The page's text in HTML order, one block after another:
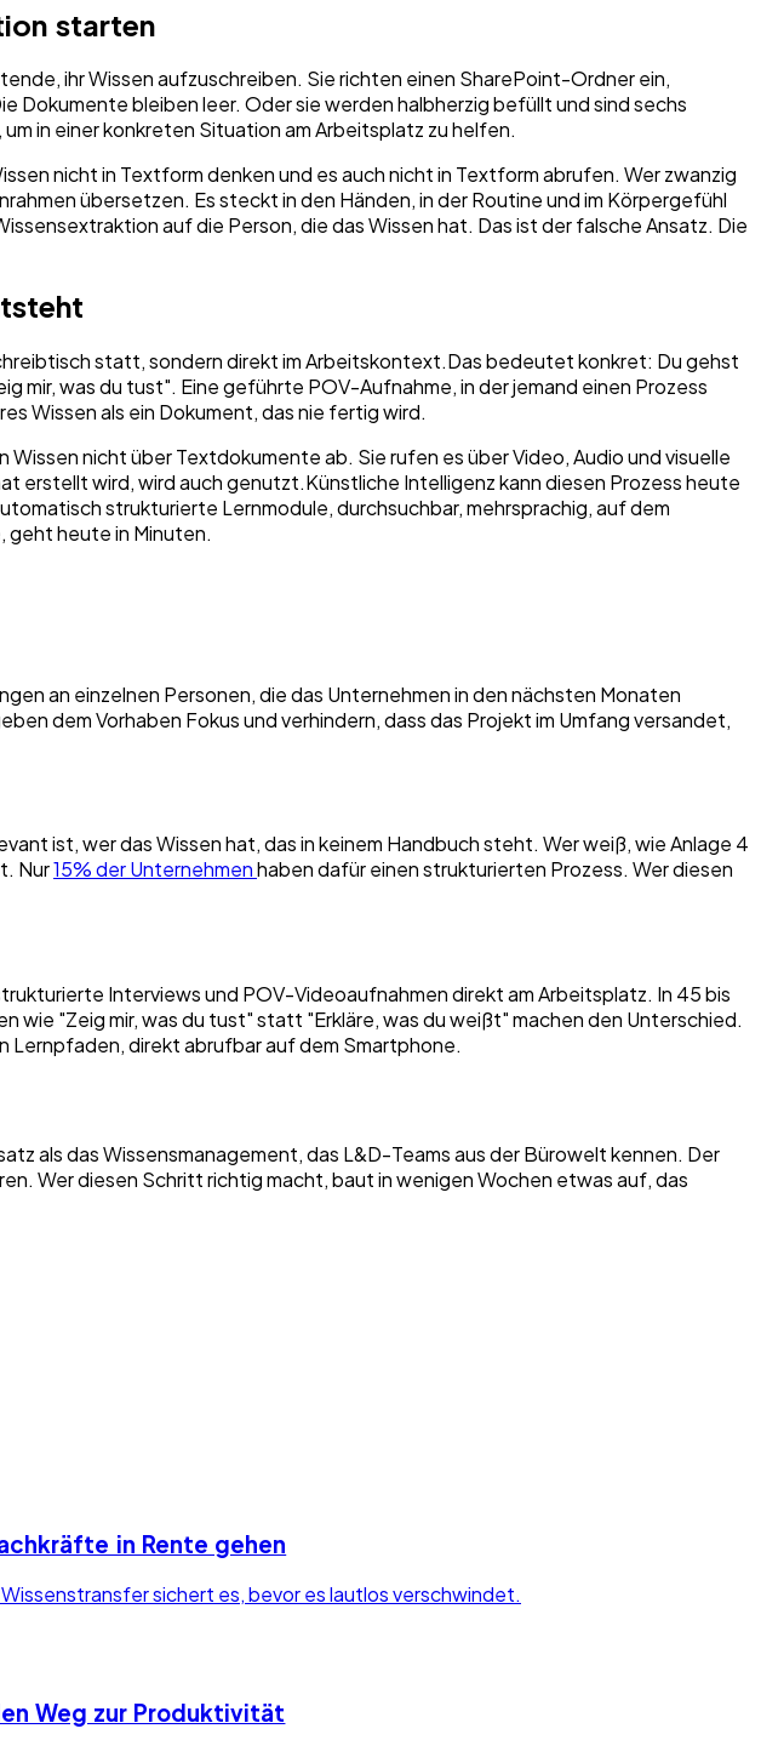
starten
ihr Wissen aufzuschreiben. Sie richten einen SharePoint-Ordner ein,
Dokumente bleiben leer. Oder sie werden halbherzig befüllt und sind sechs
in einer konkreten Situation am Arbeitsplatz zu helfen.
nicht in Textform denken und es auch nicht in Textform abrufen. Wer zwanzig
übersetzen. Es steckt in den Händen, in der Routine und im Körpergefühl
auf die Person, die das Wissen hat. Das ist der falsche Ansatz. Die
statt, sondern direkt im Arbeitskontext.Das bedeutet konkret: Du gehst
mir, was du tust". Eine geführte POV-Aufnahme, in der jemand einen Prozess
Wissen als ein Dokument, das nie fertig wird.
nicht über Textdokumente ab. Sie rufen es über Video, Audio und visuelle
erstellt wird, wird auch genutzt.Künstliche Intelligenz kann diesen Prozess heute
strukturierte Lernmodule, durchsuchbar, mehrsprachig, auf dem
geht heute in Minuten.
an einzelnen Personen, die das Unternehmen in den nächsten Monaten
dem Vorhaben Fokus und verhindern, dass das Projekt im Umfang versandet,
ist, wer das Wissen hat, das in keinem Handbuch steht. Wer weiß, wie Anlage 4
Nur15% der Unternehmenhaben dafür einen strukturierten Prozess. Wer diesen
Interviews und POV-Videoaufnahmen direkt am Arbeitsplatz. In 45 bis
"Zeig mir, was du tust" statt "Erkläre, was du weißt" machen den Unterschied.
Lernpfaden, direkt abrufbar auf dem Smartphone.
als das Wissensmanagement, das L&D-Teams aus der Bürowelt kennen. Der
Wer diesen Schritt richtig macht, baut in wenigen Wochen etwas auf, das
in Rente gehen
sichert es, bevor es lautlos verschwindet.
Weg zur Produktivität